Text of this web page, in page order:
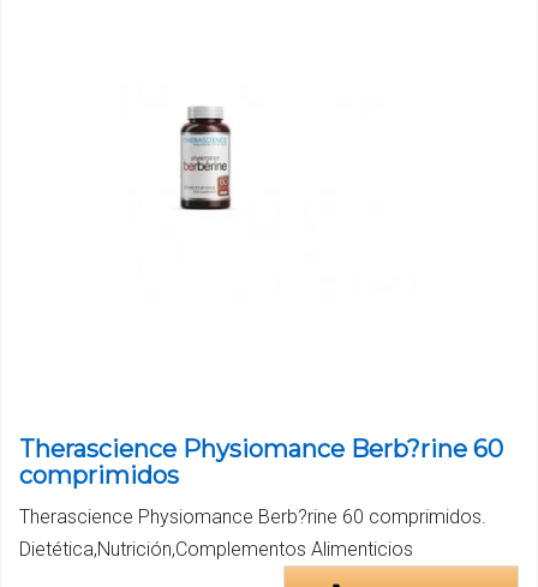
Therascience Physiomance Berb?rine 60
comprimidos
Therascience Physiomance Berb?rine 60 comprimidos.
Dietética,Nutrición,Complementos Alimenticios